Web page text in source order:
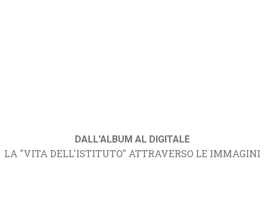
DALL'ALBUM AL DIGITALE
LA "VITA DELL'ISTITUTO" ATTRAVERSO LE IMMAGINI